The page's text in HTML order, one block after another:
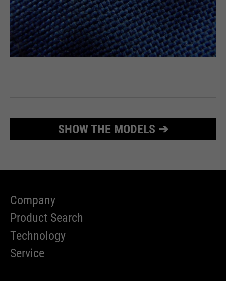
Name
be_typo_user
providers
TYPO3
purpose
Backend angemeldet ist und die
Rechte besitzt diese zu verwalten.
providers
running
time
SHOW THE MODELS ➔
Company
Product Search
Technology
Service